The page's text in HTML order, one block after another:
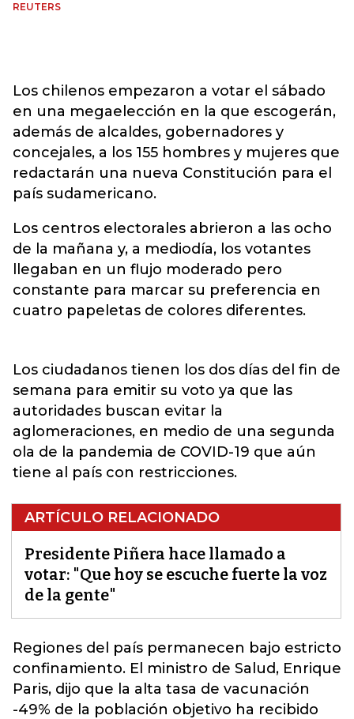
REUTERS
Los chilenos empezaron a votar el sábado
en una megaelección en la que escogerán,
además de alcaldes, gobernadores y
concejales, a los 155 hombres y mujeres que
redactarán una nueva Constitución para el
país sudamericano.
Los centros electorales abrieron a las ocho
de la mañana y, a mediodía, los votantes
llegaban en un flujo moderado pero
constante para marcar su preferencia en
cuatro papeletas de colores diferentes.
Los ciudadanos tienen los dos días del fin de
semana para emitir su voto ya que las
autoridades buscan evitar la
aglomeraciones, en medio de una segunda
ola de la pandemia de COVID-19 que aún
tiene al país con restricciones.
ARTÍCULO RELACIONADO
Presidente Piñera hace llamado a
votar: "Que hoy se escuche fuerte la voz
de la gente"
Regiones del país permanecen bajo estricto
confinamiento. El ministro de Salud, Enrique
Paris, dijo que la alta tasa de vacunación
-49% de la población objetivo ha recibido